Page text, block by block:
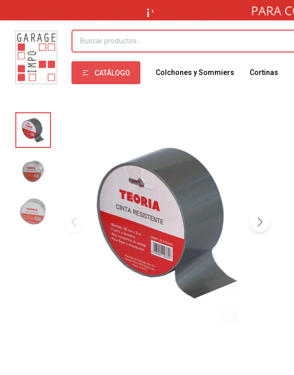
CATÁLOGO Colchones y Sommiers Cortinas